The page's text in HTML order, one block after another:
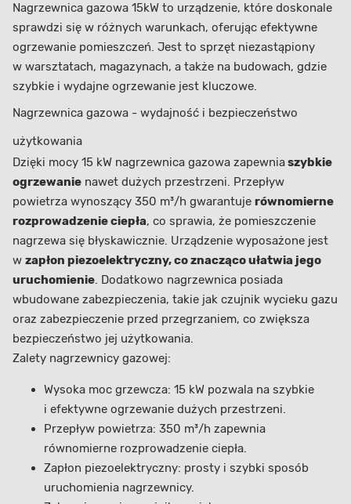
Nagrzewnica gazowa 15kW to urządzenie, które doskonale
sprawdzi się w różnych warunkach, oferując efektywne
ogrzewanie pomieszczeń. Jest to sprzęt niezastąpiony
w warsztatach, magazynach, a także na budowach, gdzie
szybkie i wydajne ogrzewanie jest kluczowe.
Nagrzewnica gazowa - wydajność i bezpieczeństwo
użytkowania
Dzięki mocy 15 kW nagrzewnica gazowa zapewniaszybkie
ogrzewanie nawet dużych przestrzeni. Przepływ
powietrza wynoszący 350 m³/h gwarantuje równomierne
rozprowadzenie ciepła, co sprawia, że pomieszczenie
nagrzewa się błyskawicznie. Urządzenie wyposażone jest
w zapłon piezoelektryczny, co znacząco ułatwia jego
uruchomienie. Dodatkowo nagrzewnica posiada
wbudowane zabezpieczenia, takie jak czujnik wycieku gazu
oraz zabezpieczenie przed przegrzaniem, co zwiększa
bezpieczeństwo jej użytkowania.
Zalety nagrzewnicy gazowej:
Wysoka moc grzewcza: 15 kW pozwala na szybkie
i efektywne ogrzewanie dużych przestrzeni.
Przepływ powietrza: 350 m³/h zapewnia
równomierne rozprowadzenie ciepła.
Zapłon piezoelektryczny: prosty i szybki sposób
uruchomienia nagrzewnicy.